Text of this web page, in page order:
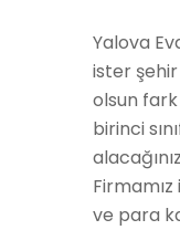
Yalova
ister
olsun
birinci
ve para